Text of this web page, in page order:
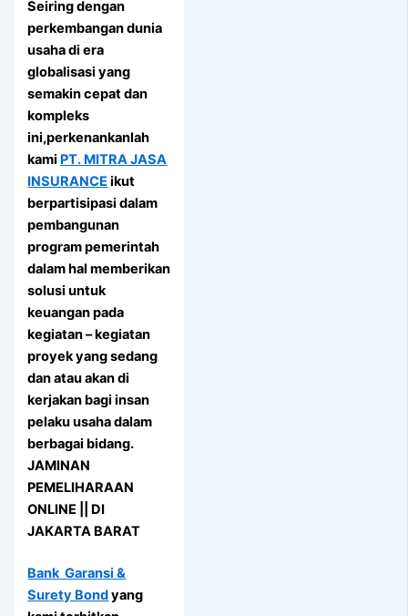
Seiring dengan
perkembangan dunia
usaha di era
globalisasi yang
semakin cepat dan
kompleks
ini,perkenankanlah
kami PT. MITRA JASA
INSURANCE ikut
berpartisipasi dalam
pembangunan
program pemerintah
dalam hal memberikan
solusi untuk
keuangan pada
kegiatan – kegiatan
proyek yang sedang
dan atau akan di
kerjakan bagi insan
pelaku usaha dalam
berbagai bidang.
JAMINAN
PEMELIHARAAN
ONLINE || DI
JAKARTA BARAT
Bank Garansi &
Surety Bondyang